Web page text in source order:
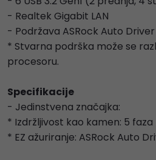
- Realtek Gigabit LAN
- Podržava ASRock Auto
* Stvarna podrška može se
procesoru.
Specifikacije
- Jedinstvena značajka:
* Izdržljivost kao kamen: 5
* EZ ažuriranje: ASRock Auto